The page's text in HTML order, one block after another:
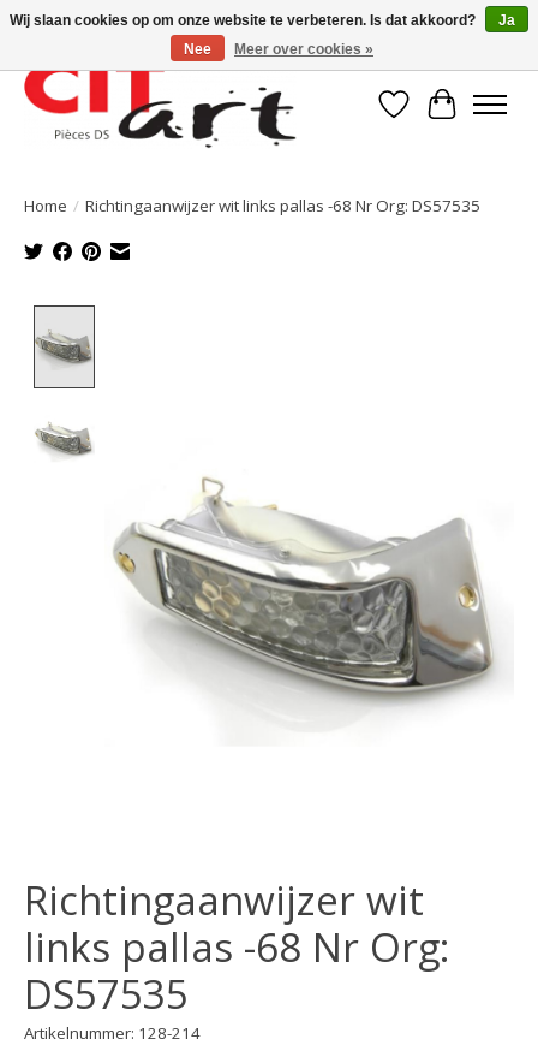
Verlanglijst
Home / Richtingaanwijzer wit links pallas -68 Nr Org: DS57535
Richtingaanwijzer wit
links pallas -68 Nr Org:
DS57535
Artikelnummer: 128-214
Wij slaan cookies op om onze website te verbeteren. Is dat akkoord?
Ja
Nee
Meer over cookies »